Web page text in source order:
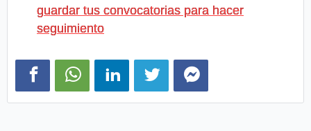
guardar tus convocatorias para hacer
seguimiento